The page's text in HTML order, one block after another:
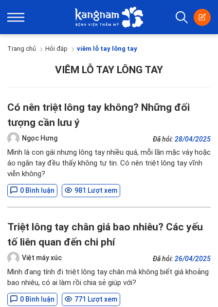
Trang chủ Hỏi đáp viêm lỗ tay lông tay
VIÊM LỖ TAY LÔNG TAY
Có nên triệt lông tay không? Những đối
tượng cần lưu ý
Ngọc Hưng Đã hỏi: 28/04/2025
Mình là con gái nhưng lông tay nhiều quá, mỗi lần mặc váy hoặc
áo ngắn tay đều thấy không tự tin. Có nên triệt lông tay vĩnh
viễn không?
0 Bình luận 981 Lượt xem
Triệt lông tay chân giá bao nhiêu? Các yếu
tố liên quan đến chi phí
Việt máy xúc Đã hỏi: 26/04/2025
Mình đang tính đi triệt lông tay chân mà không biết giá khoảng
bao nhiêu, có ai làm rồi chia sẻ giúp với?
0 Bình luận 771 Lượt xem